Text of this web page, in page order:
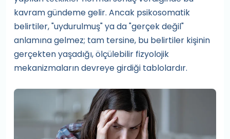
kavram gündeme gelir. Ancak psikosomatik
belirtiler, "uydurulmuş" ya da "gerçek değil"
anlamına gelmez; tam tersine, bu belirtiler kişinin
gerçekten yaşadığı, ölçülebilir fizyolojik
mekanizmaların devreye girdiği tablolardır.